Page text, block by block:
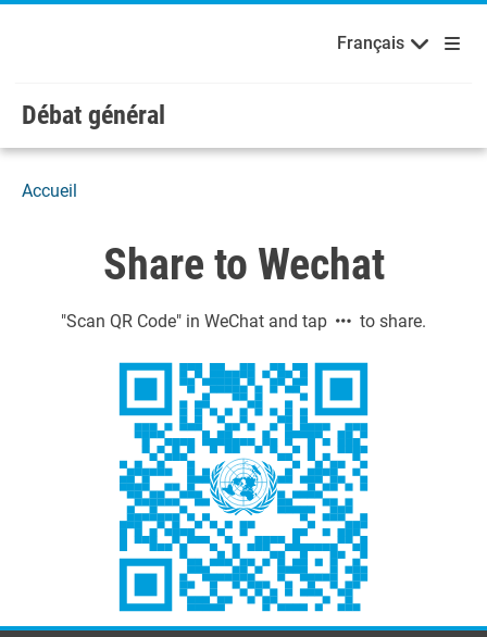
Skip to main content / navigation
Bienvenue aux Nations Unies Français Русский
EspañolFrançais
Débat général
Accueil
Share to Wechat
"Scan QR Code" in WeChat and tap to share.